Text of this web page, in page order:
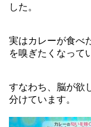
した。
実はカレーが食べ
を嗅ぎたくなって
すなわち、脳が欲
分けています。